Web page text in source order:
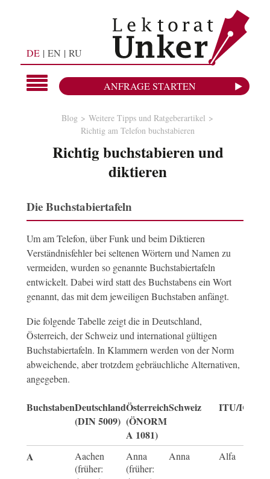
DE EN RU
ANFRAGE STARTEN
Blog
Weitere Tipps und Ratgeberartikel
Richtig am Telefon buchstabieren
Richtig buchstabieren und
diktieren
Die Buchstabiertafeln
Um am Telefon, über Funk und beim Diktieren
Verständnisfehler bei seltenen Wörtern und Namen zu
vermeiden, wurden so genannte Buchstabiertafeln
entwickelt. Dabei wird statt des Buchstabens ein Wort
genannt, das mit dem jeweiligen Buchstaben anfängt.
Die folgende Tabelle zeigt die in Deutschland,
Österreich, der Schweiz und international gültigen
Buchstabiertafeln. In Klammern werden von der Norm
abweichende, aber trotzdem gebräuchliche Alternativen,
angegeben.
BuchstabenDeutschland
(DIN 5009)
Österreich
(ÖNORM
A 1081)
Schweiz ITU/ICAO/
A
Aachen
(früher:
Anna
(früher:
Anna Alfa